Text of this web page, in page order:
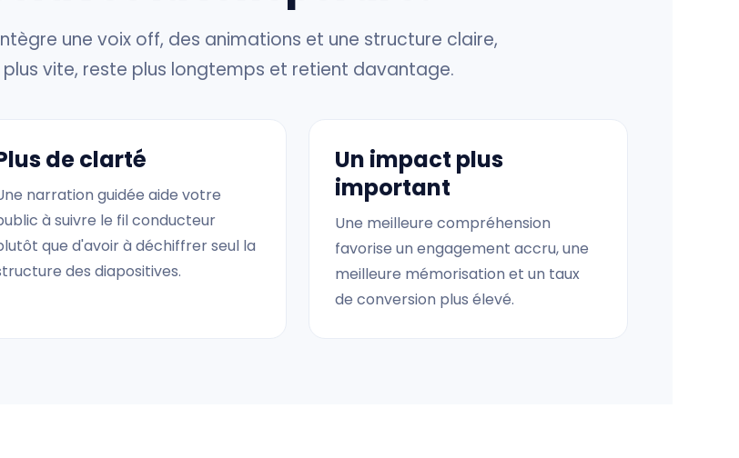
une voix off, des animations et une structure claire,
vite, reste plus longtemps et retient davantage.
de clarté
narration guidée aide votre
à suivre le fil conducteur
que d'avoir à déchiffrer seul la
des diapositives.
Un impact plus
important
Une meilleure compréhension
favorise un engagement accru, une
meilleure mémorisation et un taux
de conversion plus élevé.